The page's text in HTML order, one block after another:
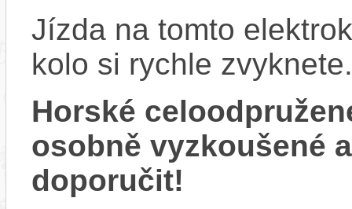
Jízda na tomto
kolo si rychle zvyknete.
Horské
osobně vyzkoušené
doporučit!